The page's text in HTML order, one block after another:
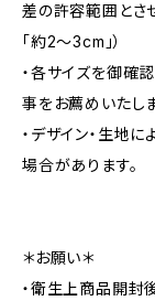
差の許容範囲とさ
「約2～3cm」）
・各サイズを御確
事をお薦めいたしま
・デザイン・生地
場合があります。
＊お願い＊
・衛生上商品開封